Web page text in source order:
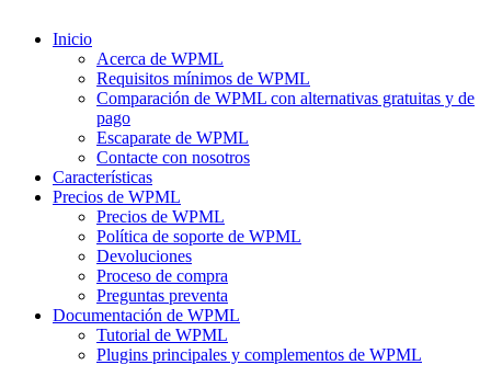
Inicio
Acerca de WPML
Requisitos mínimos de WPML
Comparación de WPML con alternativas gratuitas y de
pago
Escaparate de WPML
Contacte con nosotros
Características
Precios de WPML
Precios de WPML
Política de soporte de WPML
Devoluciones
Proceso de compra
Preguntas preventa
Documentación de WPML
Tutorial de WPML
Plugins principales y complementos de WPML